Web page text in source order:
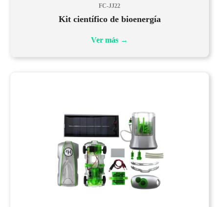
FC-JJ22
Kit científico de bioenergía
Ver más →